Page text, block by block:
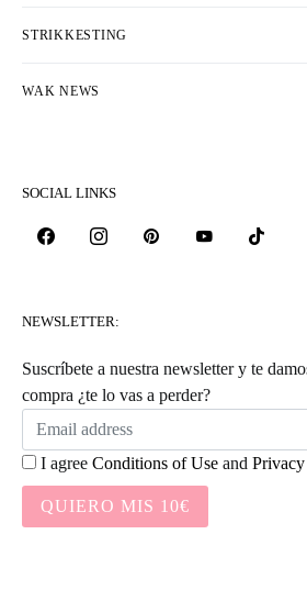
STRIKKESTING
WAK NEWS
SOCIAL LINKS
NEWSLETTER:
Suscríbete a nuestra newsletter y te
compra ¿te lo vas a perder?
I agree Conditions of Use and
QUIERO MIS 10€